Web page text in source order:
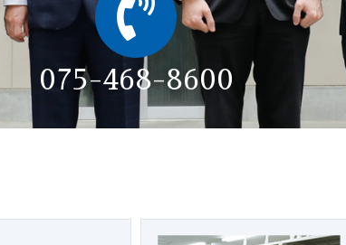
075-468-8600